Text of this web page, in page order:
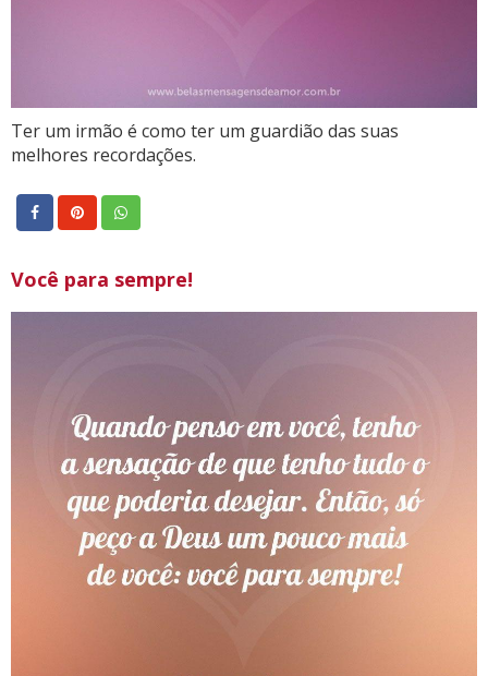
Ter um irmão é como ter um guardião das suas
melhores recordações.
Você para sempre!